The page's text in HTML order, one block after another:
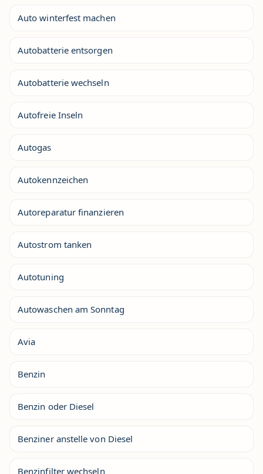
Auto winterfest machen
Autobatterie entsorgen
Autobatterie wechseln
Autofreie Inseln
Autogas
Autokennzeichen
Autoreparatur finanzieren
Autostrom tanken
Autotuning
Autowaschen am Sonntag
Avia
Benzin
Benzin oder Diesel
Benziner anstelle von Diesel
Benzinfilter wechseln